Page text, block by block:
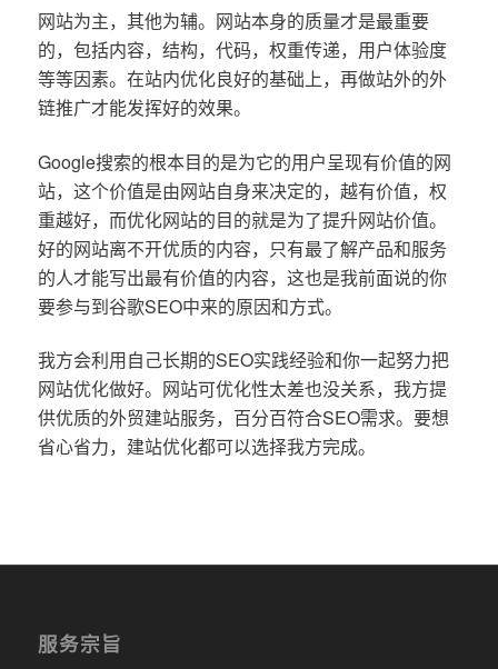
网站为主，其他为辅。网站本身的质量才是最重要
的，包括内容，结构，代码，权重传递，用户体验度
等等因素。在站内优化良好的基础上，再做站外的外
链推广才能发挥好的效果。
Google搜索的根本目的是为它的用户呈现有价值的网
站，这个价值是由网站自身来决定的，越有价值，权
重越好，而优化网站的目的就是为了提升网站价值。
好的网站离不开优质的内容，只有最了解产品和服务
的人才能写出最有价值的内容，这也是我前面说的你
要参与到谷歌SEO中来的原因和方式。
我方会利用自己长期的SEO实践经验和你一起努力把
网站优化做好。网站可优化性太差也没关系，我方提
供优质的外贸建站服务，百分百符合SEO需求。要想
省心省力，建站优化都可以选择我方完成。
服务宗旨